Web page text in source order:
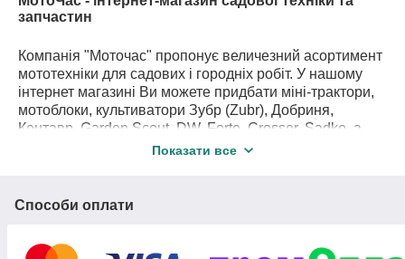
запчастин
Компанія "Моточас" пропонує величезний асортимент
мототехніки для садових і городніх робіт. У нашому
інтернет магазині Ви можете придбати міні-трактори,
мотоблоки, культиватори Зубр (Zubr), Добриня,
Кентавр, Garden Scout, DW, Forte, Crosser, Sadko, а
також іншу сучасну мототехніку інших відомих
сайті. Крім цього на нашому сайті представлений
також запчастин і витратних матеріалів.
Показати все
Способи оплати